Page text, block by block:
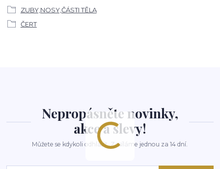
ZUBY,NOSY,ČÁSTI TĚLA
ČERT
Nepropásněte novinky,
akce a slevy!
Můžete se kdykoli odhlásit. Zasíláme jednou za 14 dní.